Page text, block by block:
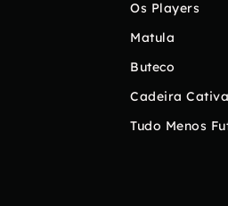
Os Players
Matula
Buteco
Cadeira Cativa
Tudo Menos